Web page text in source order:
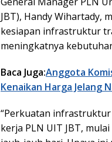
JBT), Handy Wihartady,
kesiapan infrastruktur
meningkatnya
Baca Juga:Anggota
Kenaikan Harga Jelang
“Perkuatan
kerja PLN UIT JBT,